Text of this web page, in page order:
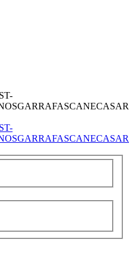
T-
GARRAFASCANECASAR
T-
GARRAFASCANECASAR